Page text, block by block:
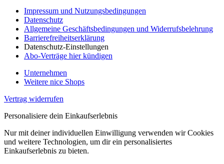
Impressum und Nutzungsbedingungen
Datenschutz
Allgemeine Geschäftsbedingungen und Widerrufsbelehrung
Barrierefreiheitserklärung
Datenschutz-Einstellungen
Abo-Verträge hier kündigen
Unternehmen
Weitere nice Shops
Vertrag widerrufen
Personalisiere dein Einkaufserlebnis
Nur mit deiner individuellen Einwilligung verwenden wir Cookies
und weitere Technologien, um dir ein personalisiertes
Einkaufserlebnis zu bieten.